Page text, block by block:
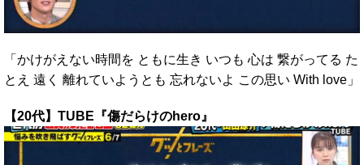
「かけがえない時間を ともに生き いつも 心は 繋がってる た
とえ 遠く 離れていようとも 忘れないよ この思い With love」
【20代】TUBE『傷だらけのhero』